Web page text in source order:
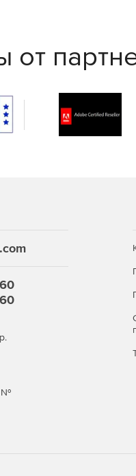
от
№